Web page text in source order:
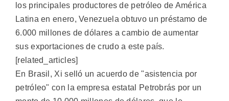
los principales productores de petróleo de América
Latina en enero, Venezuela obtuvo un préstamo de
6.000 millones de dólares a cambio de aumentar
sus exportaciones de crudo a este país.
[related_articles]
En Brasil, Xi selló un acuerdo de "asistencia por
petróleo" con la empresa estatal Petrobrás por un